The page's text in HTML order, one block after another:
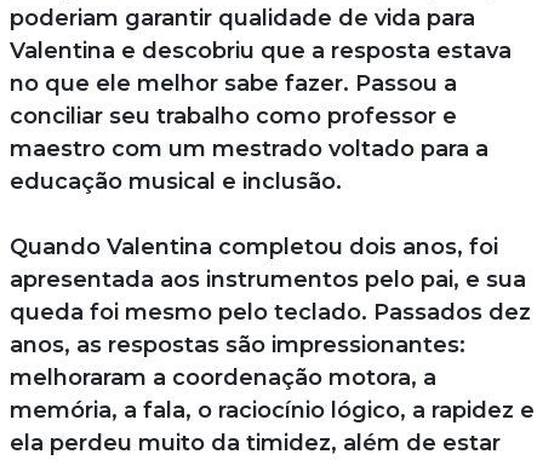
poderiam garantir qualidade de vida para
Valentina e descobriu que a resposta estava
no que ele melhor sabe fazer. Passou a
conciliar seu trabalho como professor e
maestro com um mestrado voltado para a
educação musical e inclusão.
Quando Valentina completou dois anos, foi
apresentada aos instrumentos pelo pai, e sua
queda foi mesmo pelo teclado. Passados dez
anos, as respostas são impressionantes:
melhoraram a coordenação motora, a
memória, a fala, o raciocínio lógico, a rapidez e
ela perdeu muito da timidez, além de estar